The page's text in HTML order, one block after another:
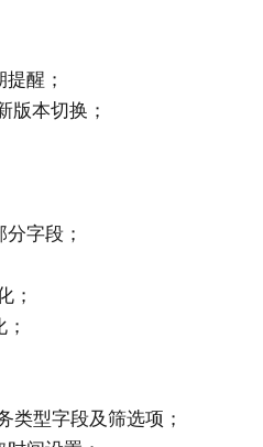
醒；
版本切换；
字段；
；
类型字段及筛选项；